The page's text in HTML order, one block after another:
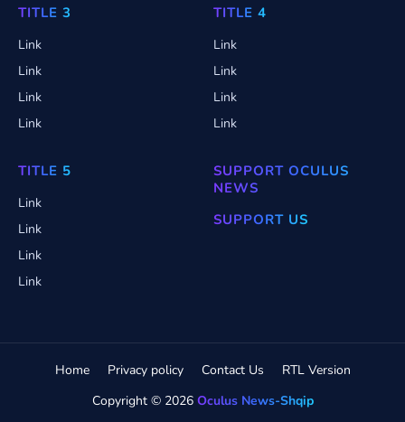
TITLE 3
Link
Link
Link
Link
TITLE 4
Link
Link
Link
Link
TITLE 5
Link
Link
Link
Link
SUPPORT OCULUS
NEWS
SUPPORT US
Copyright © 2026 Oculus News-Shqip
Home Privacy policy Contact Us RTL Version